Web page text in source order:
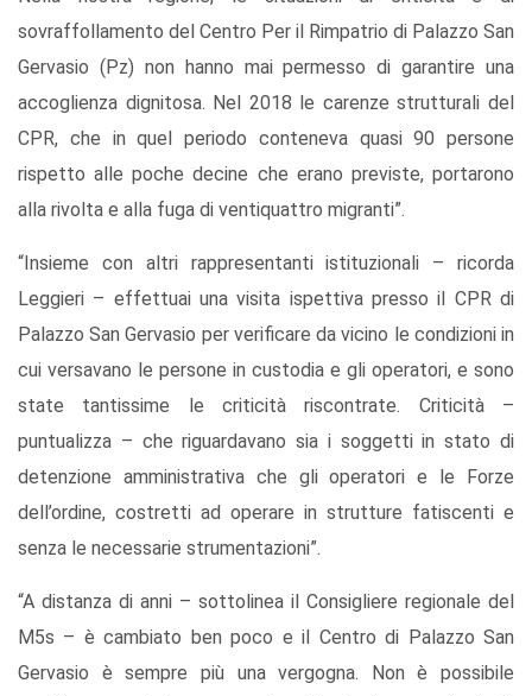
sovraffollamento del Centro Per il Rimpatrio di Palazzo San
Gervasio (Pz) non hanno mai permesso di garantire una
accoglienza dignitosa. Nel 2018 le carenze strutturali del
CPR, che in quel periodo conteneva quasi 90 persone
rispetto alle poche decine che erano previste, portarono
alla rivolta e alla fuga di ventiquattro migranti”.
“Insieme con altri rappresentanti istituzionali – ricorda
Leggieri – effettuai una visita ispettiva presso il CPR di
Palazzo San Gervasio per verificare da vicino le condizioni in
cui versavano le persone in custodia e gli operatori, e sono
state tantissime le criticità riscontrate. Criticità –
puntualizza – che riguardavano sia i soggetti in stato di
detenzione amministrativa che gli operatori e le Forze
dell’ordine, costretti ad operare in strutture fatiscenti e
senza le necessarie strumentazioni”.
“A distanza di anni – sottolinea il Consigliere regionale del
M5s – è cambiato ben poco e il Centro di Palazzo San
Gervasio è sempre più una vergogna. Non è possibile